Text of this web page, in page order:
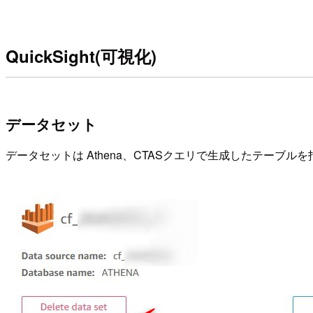
QuickSight(可視化)
データセット
データセットは Athena、CTASクエリで生成したテーブルを